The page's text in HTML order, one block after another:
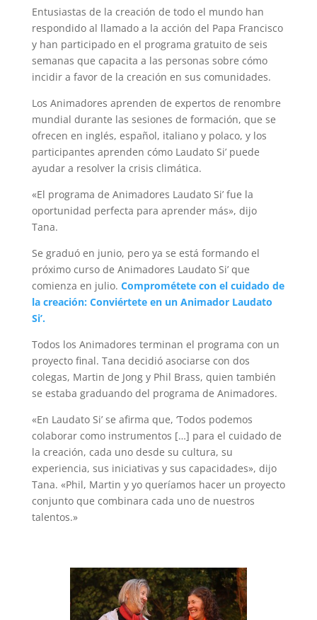
Entusiastas de la creación de todo el mundo han
respondido al llamado a la acción del Papa Francisco
y han participado en el programa gratuito de seis
semanas que capacita a las personas sobre cómo
incidir a favor de la creación en sus comunidades.
Los Animadores aprenden de expertos de renombre
mundial durante las sesiones de formación, que se
ofrecen en inglés, español, italiano y polaco, y los
participantes aprenden cómo Laudato Si’ puede
ayudar a resolver la crisis climática.
«El programa de Animadores Laudato Si’ fue la
oportunidad perfecta para aprender más», dijo
Tana.
Se graduó en junio, pero ya se está formando el
próximo curso de Animadores Laudato Si’ que
comienza en julio. Comprométete con el cuidado de
la creación: Conviértete en un Animador Laudato
Si’.
Todos los Animadores terminan el programa con un
proyecto final. Tana decidió asociarse con dos
colegas, Martin de Jong y Phil Brass, quien también
se estaba graduando del programa de Animadores.
«En Laudato Si’ se afirma que, ‘Todos podemos
colaborar como instrumentos […] para el cuidado de
la creación, cada uno desde su cultura, su
experiencia, sus iniciativas y sus capacidades», dijo
Tana. «Phil, Martin y yo queríamos hacer un proyecto
conjunto que combinara cada uno de nuestros
talentos.»